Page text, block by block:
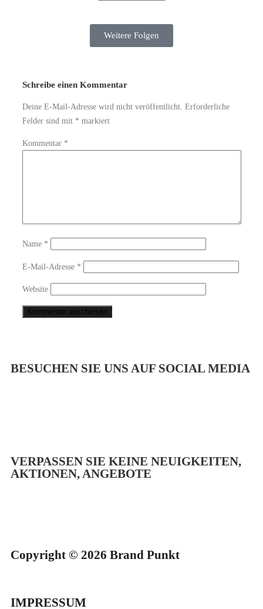
Weitere Folgen
Schreibe einen Kommentar
Deine E-Mail-Adresse wird nicht veröffentlicht. Erforderliche
Felder sind mit * markiert
Kommentar *
Name *
E-Mail-Adresse *
Website
BESUCHEN SIE UNS AUF SOCIAL MEDIA
VERPASSEN SIE KEINE NEUIGKEITEN,
AKTIONEN, ANGEBOTE
Copyright © 2026 Brand Punkt
IMPRESSUM